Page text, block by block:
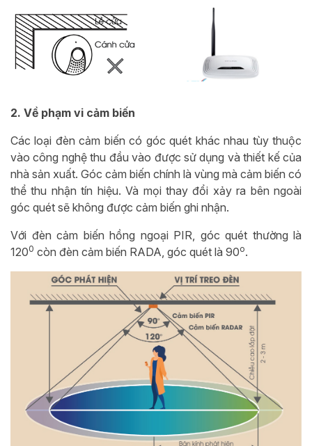
2. Về phạm vi cảm biến
Các loại đèn cảm biến có góc quét khác nhau tùy thuộc
vào công nghệ thu đầu vào được sử dụng và thiết kế của
nhà sản xuất. Góc cảm biến chính là vùng mà cảm biến có
thể thu nhận tín hiệu. Và mọi thay đổi xảy ra bên ngoài
góc quét sẽ không được cảm biến ghi nhận.
Với đèn cảm biến hồng ngoại PIR, góc quét thường là
1200 còn đèn cảm biến RADA, góc quét là 90o.